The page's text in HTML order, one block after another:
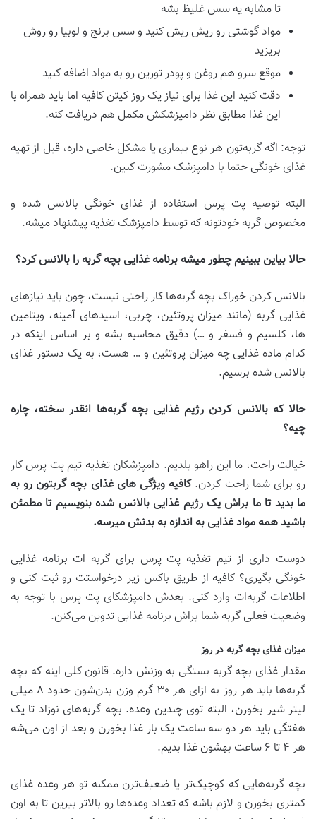
تا مشابه یه سس غلیظ بشه
مواد گوشتی رو ریش ریش کنید و سس برنج و لوبیا رو روش
بریزید
موقع سرو هم روغن و پودر تورین رو به مواد اضافه کنید
دقت کنید این غذا برای نیاز یک روز کیتن کافیه اما باید همراه با
این غذا مطابق نظر دامپزشکش مکمل هم دریافت کنه.
توجه: اگه گربه‌تون هر نوع بیماری یا مشکل خاصی داره، قبل از تهیه
غذای خونگی حتما با دامپزشک مشورت کنین.
البته توصیه پت پرس استفاده از غذای خونگی بالانس شده و
مخصوص گربه خودتونه که توسط دامپزشک تغذیه پیشنهاد میشه.
حالا بیاین ببینیم چطور میشه برنامه غذایی بچه گربه را بالانس کرد؟
بالانس کردن خوراک بچه گربه‌ها کار راحتی نیست، چون باید نیازهای
غذایی گربه (مانند میزان پروتئین، چربی، اسیدهای آمینه، ویتامین
ها، کلسیم و فسفر و …) دقیق محاسبه بشه و بر اساس اینکه در
کدام ماده غذایی چه میزان پروتئین و … هست، به یک دستور غذای
بالانس شده برسیم.
حالا که بالانس کردن رژیم غذایی بچه گربه‌ها انقدر سخته، چاره
چیه؟
خیالت راحت، ما این راهو بلدیم. دامپزشکان تغذیه تیم پت پرس کار
رو برای شما راحت کردن.کافیه ویژگی های غذای بچه گربتون رو به
ما بدید تا ما براش یک رژیم غذایی بالانس شده بنویسیم تا مطمئن
باشید همه مواد غذایی به اندازه به بدنش میرسه.
دوست داری از تیم تغذیه پت پرس برای گربه ات برنامه غذایی
خونگی بگیری؟ کافیه از طریق باکس زیر درخواستت رو ثبت کنی و
اطلاعات گربه‌ات وارد کنی. بعدش دامپزشکای پت پرس با توجه به
وضعیت فعلی گربه شما براش برنامه غذایی تدوین می‌کنن.
میزان غذای بچه گربه در روز
مقدار غذای بچه گربه بستگی به وزنش داره. قانون کلی اینه که بچه
گربه‌ها باید هر روز به ازای هر ۳۰ گرم وزن بدن‌شون حدود ۸ میلی
لیتر شیر بخورن، البته توی چندین وعده. بچه گربه‌های نوزاد تا یک
هفتگی باید هر دو سه ساعت یک بار غذا بخورن و بعد از اون می‌شه
هر ۴ تا ۶ ساعت بهشون غذا بدیم.
بچه گربه‌هایی که کوچیک‌تر یا ضعیف‌ترن ممکنه تو هر وعده غذای
کمتری بخورن و لازم باشه که تعداد وعده‌ها رو بالاتر بیرین تا به اون